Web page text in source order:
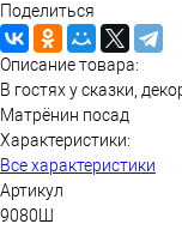
Поделиться
Описание товара:
В гостях у сказки,
Матрёнин посад
Характеристики:
Все характеристики
Артикул
9080Ш